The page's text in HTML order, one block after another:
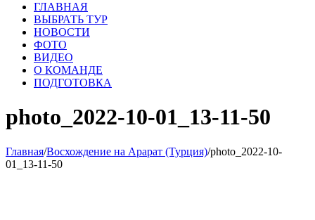
ГЛАВНАЯ
ВЫБРАТЬ ТУР
НОВОСТИ
ФОТО
ВИДЕО
О КОМАНДЕ
ПОДГОТОВКА
photo_2022-10-01_13-11-50
Главная/Восхождение на Арарат (Турция)/photo_2022-10-
01_13-11-50